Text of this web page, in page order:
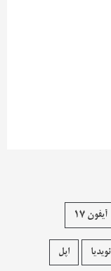
آیفون 17
اپل